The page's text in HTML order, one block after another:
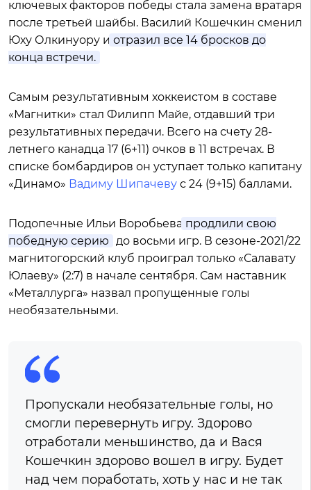
ключевых факторов победы стала замена вратаря
после третьей шайбы. Василий Кошечкин сменил
Юху Олкинуору и отразил все 14 бросков до
конца встречи.
Самым результативным хоккеистом в составе
«Магнитки» стал Филипп Майе, отдавший три
результативных передачи. Всего на счету 28-
летнего канадца 17 (6+11) очков в 11 встречах. В
списке бомбардиров он уступает только капитану
«Динамо» Вадиму Шипачеву с 24 (9+15) баллами.
Подопечные Ильи Воробьева продлили свою
победную серию до восьми игр. В сезоне-2021/22
магнитогорский клуб проиграл только «Салавату
Юлаеву» (2:7) в начале сентября. Сам наставник
«Металлурга» назвал пропущенные голы
необязательными.
Пропускали необязательные голы, но
смогли перевернуть игру. Здорово
отработали меньшинство, да и Вася
Кошечкин здорово вошел в игру. Будет
над чем поработать, хоть у нас и не так